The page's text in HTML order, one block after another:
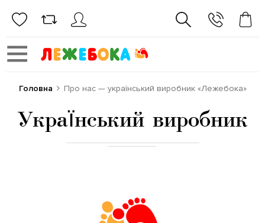
Головна Про нас — український виробник «Лежебока»
Український виробник